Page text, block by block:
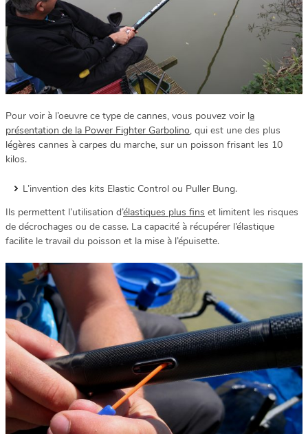
Pour voir à l’oeuvre ce type de cannes, vous pouvez voir la
présentation de la Power Fighter Garbolino, qui est une des plus
légères cannes à carpes du marche, sur un poisson frisant les 10
kilos.
L’invention des kits Elastic Control ou Puller Bung.
Ils permettent l’utilisation d’élastiques plus fins et limitent les risques
de décrochages ou de casse. La capacité à récupérer l’élastique
facilite le travail du poisson et la mise à l’épuisette.